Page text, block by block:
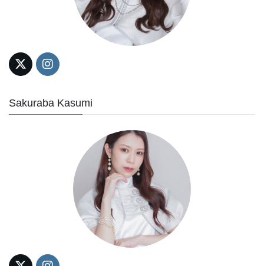
Sakuraba Kasumi